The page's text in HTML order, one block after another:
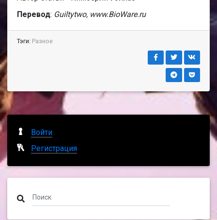
Перевод: Guiltytwo, www.BioWare.ru
Тэги: Разное
Войти
Регистрация